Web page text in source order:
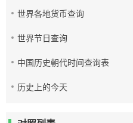
世界各地货币查询
世界节日查询
中国历史朝代时间查询表
历史上的今天